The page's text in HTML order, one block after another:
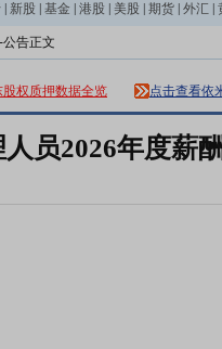
新股 基金 港股 美股 期货 外汇
告正文
股权质押数据全览 点击查看依
员2026年度薪